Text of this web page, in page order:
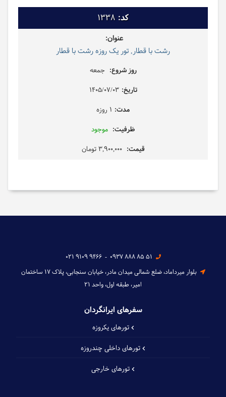
1338
رشت با قطار, تور یک روزه رشت با قطار
جمعه
1405/07/03
1 روزه
موجود
3,900,000 تومان
0937 888 85 51
-
021 9109 9466
بلوار میرداماد، ضلع شمالی میدان مادر، خیابان سنجابی، پلاک ۱۷ ساختمان
امیر، طبقه اول، واحد ۲۱
سفرهای ایرانگردان
تورهای یکروزه
تورهای داخلی چند‌روزه
تورهای خارجی